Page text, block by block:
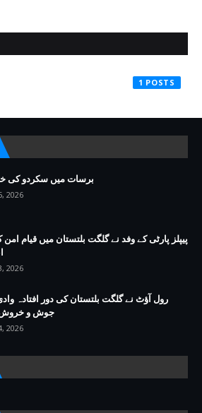
1
برسات میں سکردو کی
2026
پیپلز پارٹی کے وفد نے گلگت بلتستان میں قیام
2026
جوش و خروش
2026